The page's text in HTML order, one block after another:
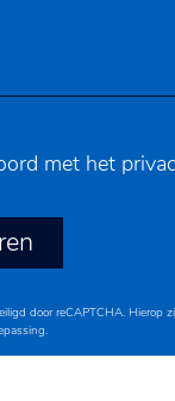
met het
door reCAPTCHA. Hierop